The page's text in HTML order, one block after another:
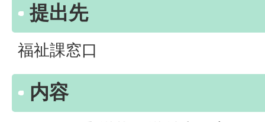
提出先
福祉課窓口
内容